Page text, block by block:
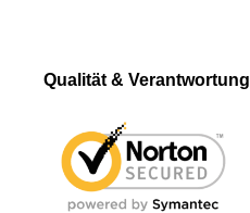
Qualität & Verantwortung